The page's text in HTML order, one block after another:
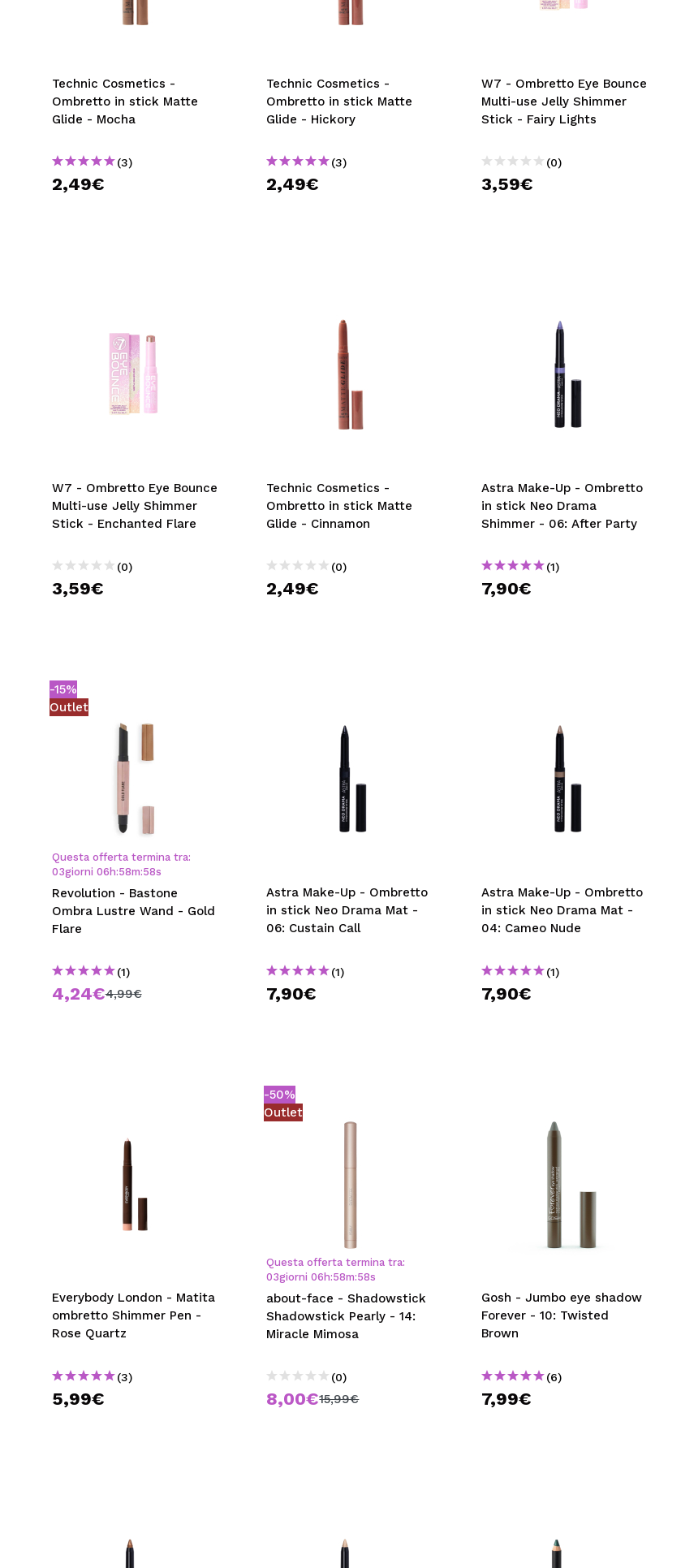
Technic Cosmetics -
Ombretto in stick Matte
Glide - Mocha
(3)
2,49€
Technic Cosmetics -
Ombretto in stick Matte
Glide - Hickory
(3)
2,49€
W7 - Ombretto Eye Bounce
Multi-use Jelly Shimmer
Stick - Fairy Lights
(0)
3,59€
W7 - Ombretto Eye Bounce
Multi-use Jelly Shimmer
Stick - Enchanted Flare
(0)
3,59€
Technic Cosmetics -
Ombretto in stick Matte
Glide - Cinnamon
(0)
2,49€
Astra Make-Up - Ombretto
in stick Neo Drama
Shimmer - 06: After Party
(1)
7,90€
-15%
Outlet
Questa offerta termina tra:
03giorni 06 h:58m:57s
Revolution - Bastone
Ombra Lustre Wand - Gold
Flare
(1)
4,24€4,99€
Astra Make-Up - Ombretto
in stick Neo Drama Mat -
06: Custain Call
(1)
7,90€
Astra Make-Up - Ombretto
in stick Neo Drama Mat -
04: Cameo Nude
(1)
7,90€
Everybody London - Matita
ombretto Shimmer Pen -
Rose Quartz
(3)
5,99€
-50%
Outlet
Questa offerta termina tra:
03giorni 06 h:58m:57s
about-face - Shadowstick
Shadowstick Pearly - 14:
Miracle Mimosa
(0)
8,00€15,99€
Gosh - Jumbo eye shadow
Forever - 10: Twisted
Brown
(6)
7,99€